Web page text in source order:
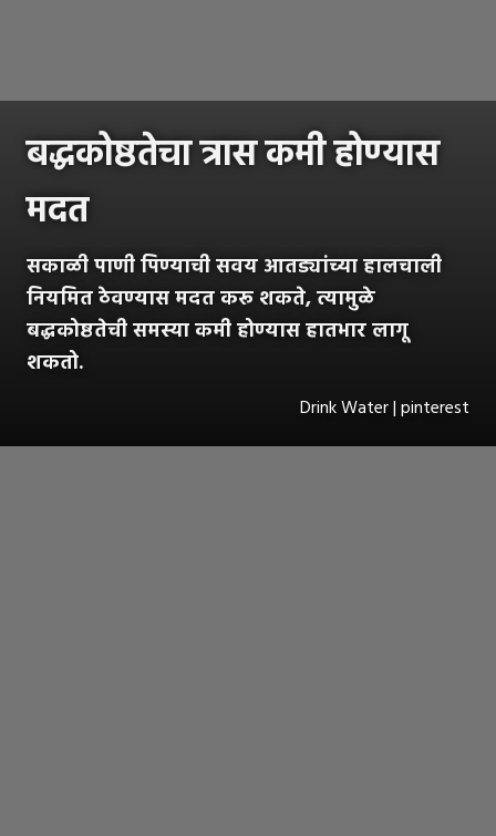
बद्धकोष्ठतेचा त्रास कमी होण्यास
मदत
सकाळी पाणी पिण्याची सवय आतड्यांच्या हालचाली
नियमित ठेवण्यास मदत करू शकते, त्यामुळे
बद्धकोष्ठतेची समस्या कमी होण्यास हातभार लागू
शकतो.
Drink Water | pinterest